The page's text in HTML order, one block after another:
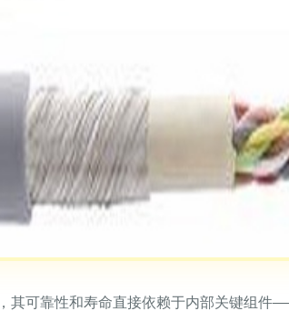
其可靠性和寿命直接依赖于内部关键组